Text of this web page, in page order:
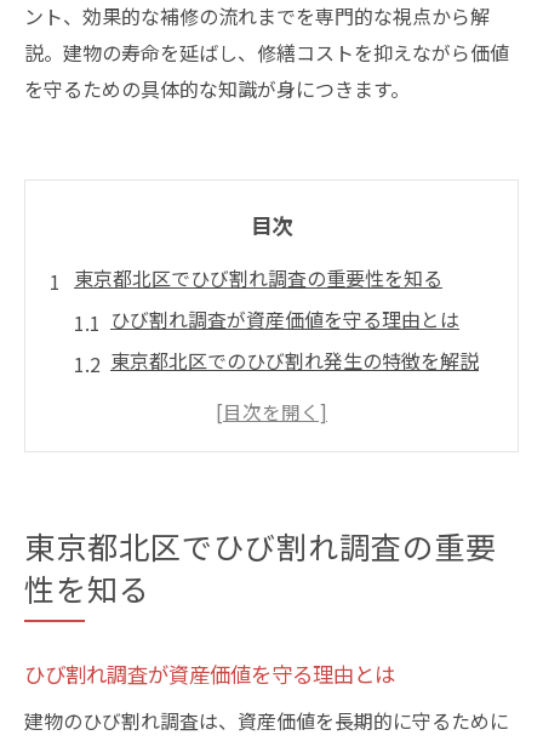
ント、効果的な補修の流れまでを専門的な視点から解
説。建物の寿命を延ばし、修繕コストを抑えながら価値
を守るための具体的な知識が身につきます。
目次
東京都北区でひび割れ調査の重要性を知る
ひび割れ調査が資産価値を守る理由とは
東京都北区でのひび割れ発生の特徴を解説
建物寿命に直結するひび割れのリスク管理
外壁ひび割れ調査の流れと必要な準備とは
ひび割れ対策で安心できる建物管理を実現
ひび割れ発見が資産維持の出発点となる理
由
東京都北区でひび割れ調査の重要
性を知る
ひび割れ調査が資産価値を守る理由とは
建物のひび割れ調査は、資産価値を長期的に守るために